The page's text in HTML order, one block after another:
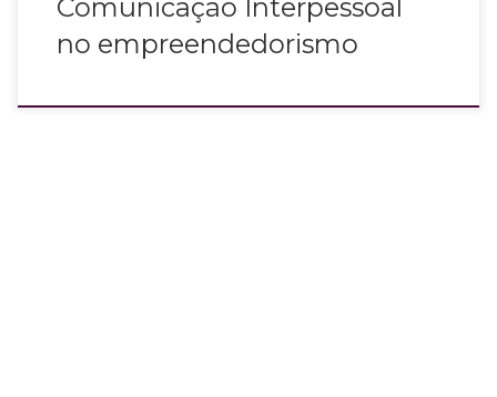
Comunicação Interpessoal
no empreendedorismo